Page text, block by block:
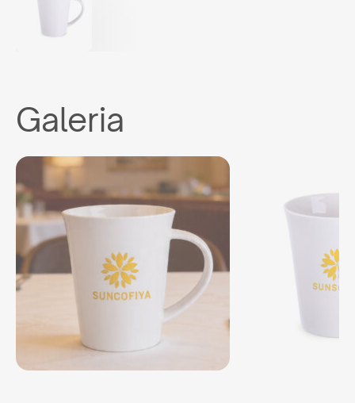
Galeria